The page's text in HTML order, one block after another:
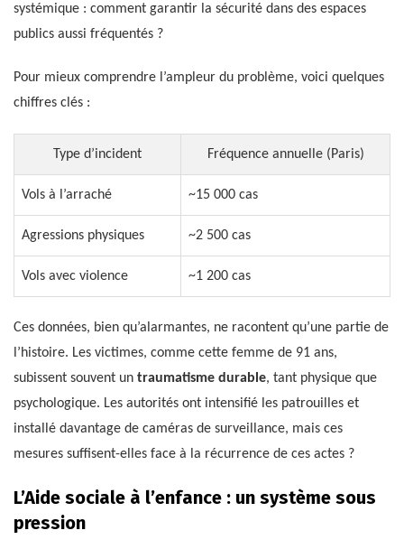
systémique : comment garantir la sécurité dans des espaces
publics aussi fréquentés ?
Pour mieux comprendre l’ampleur du problème, voici quelques
chiffres clés :
Type d’incident Fréquence annuelle (Paris)
Vols à l’arraché ~15 000 cas
Agressions physiques ~2 500 cas
Vols avec violence ~1 200 cas
Ces données, bien qu’alarmantes, ne racontent qu’une partie de
l’histoire. Les victimes, comme cette femme de 91 ans,
subissent souvent un traumatisme durable, tant physique que
psychologique. Les autorités ont intensifié les patrouilles et
installé davantage de caméras de surveillance, mais ces
mesures suffisent-elles face à la récurrence de ces actes ?
L’Aide sociale à l’enfance : un système sous
pression